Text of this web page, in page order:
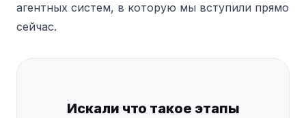
агентных систем, в которую мы вступили прямо
сейчас.
Искали что такое этапы